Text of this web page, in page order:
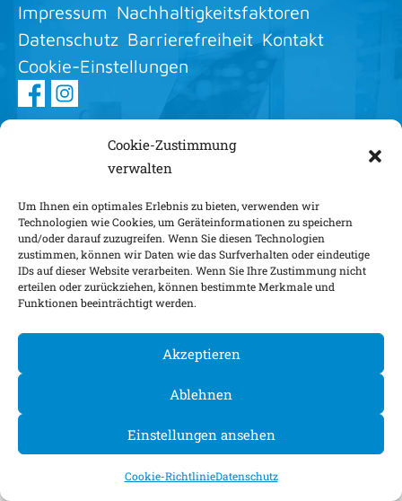
Cookie-Zustimmung
verwalten
Um Ihnen ein optimales Erlebnis zu bieten, verwenden wir
Technologien wie Cookies, um Geräteinformationen zu speichern
und/oder darauf zuzugreifen. Wenn Sie diesen Technologien
zustimmen, können wir Daten wie das Surfverhalten oder eindeutige
IDs auf dieser Website verarbeiten. Wenn Sie Ihre Zustimmung nicht
erteilen oder zurückziehen, können bestimmte Merkmale und
Funktionen beeinträchtigt werden.
Akzeptieren
Ablehnen
Einstellungen ansehen
Cookie-RichtlinieDatenschutz
Impressum Nachhaltigkeitsfaktoren
Datenschutz Barrierefreiheit Kontakt
Cookie-Einstellungen
© 2026